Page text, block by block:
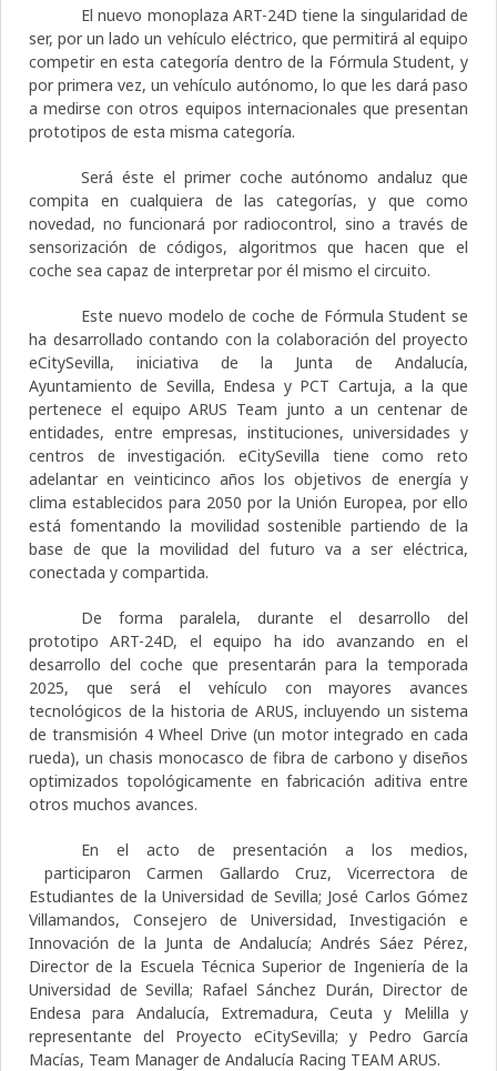
El nuevo monoplaza ART-24D tiene la singularidad de
ser, por un lado un vehículo eléctrico, que permitirá al equipo
competir en esta categoría dentro de la Fórmula Student, y
por primera vez, un vehículo autónomo, lo que les dará paso
a medirse con otros equipos internacionales que presentan
prototipos de esta misma categoría.
Será éste el primer coche autónomo andaluz que
compita en cualquiera de las categorías, y que como
novedad, no funcionará por radiocontrol, sino a través de
sensorización de códigos, algoritmos que hacen que el
coche sea capaz de interpretar por él mismo el circuito.
Este nuevo modelo de coche de Fórmula Student se
ha desarrollado contando con la colaboración del proyecto
eCitySevilla, iniciativa de la Junta de Andalucía,
Ayuntamiento de Sevilla, Endesa y PCT Cartuja, a la que
pertenece el equipo ARUS Team junto a un centenar de
entidades, entre empresas, instituciones, universidades y
centros de investigación. eCitySevilla tiene como reto
adelantar en veinticinco años los objetivos de energía y
clima establecidos para 2050 por la Unión Europea, por ello
está fomentando la movilidad sostenible partiendo de la
base de que la movilidad del futuro va a ser eléctrica,
conectada y compartida.
De forma paralela, durante el desarrollo del
prototipo ART-24D, el equipo ha ido avanzando en el
desarrollo del coche que presentarán para la temporada
2025, que será el vehículo con mayores avances
tecnológicos de la historia de ARUS, incluyendo un sistema
de transmisión 4 Wheel Drive (un motor integrado en cada
rueda), un chasis monocasco de fibra de carbono y diseños
optimizados topológicamente en fabricación aditiva entre
otros muchos avances.
En el acto de presentación a los medios,
participaron Carmen Gallardo Cruz, Vicerrectora de
Estudiantes de la Universidad de Sevilla; José Carlos Gómez
Villamandos, Consejero de Universidad, Investigación e
Innovación de la Junta de Andalucía; Andrés Sáez Pérez,
Director de la Escuela Técnica Superior de Ingeniería de la
Universidad de Sevilla; Rafael Sánchez Durán, Director de
Endesa para Andalucía, Extremadura, Ceuta y Melilla y
representante del Proyecto eCitySevilla; y Pedro García
Macías, Team Manager de Andalucía Racing TEAM ARUS.